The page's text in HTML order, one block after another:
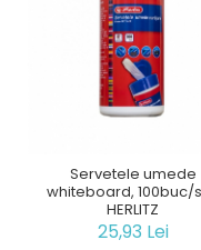
Servetele umede
whiteboard, 100buc/
HERLITZ
25,93 Lei